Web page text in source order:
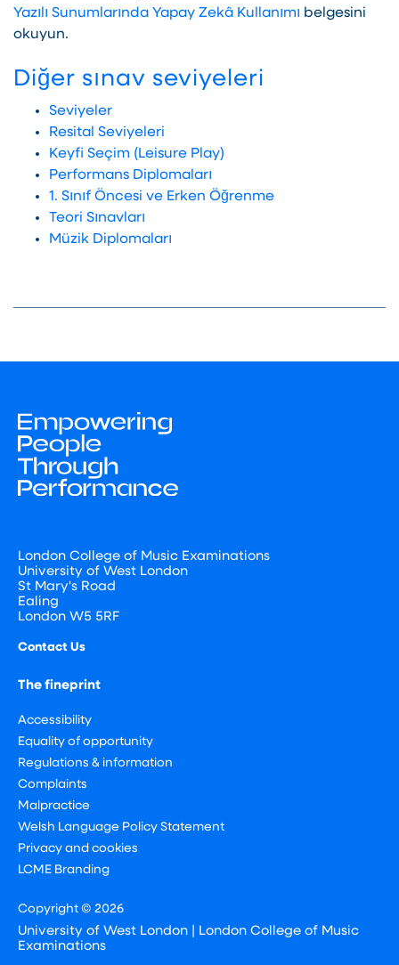
Yazılı Sunumlarında Yapay Zekâ Kullanımı belgesini
okuyun.
Diğer sınav seviyeleri
Seviyeler
Resital Seviyeleri
Keyfi Seçim (Leisure Play)
Performans Diplomaları
1. Sınıf Öncesi ve Erken Öğrenme
Teori Sınavları
Müzik Diplomaları
London College of Music Examinations
University of West London
St Mary's Road
Ealing
London W5 5RF
Contact Us
The fineprint
Accessibility
Equality of opportunity
Regulations & information
Complaints
Malpractice
Welsh Language Policy Statement
Privacy and cookies
LCME Branding
Copyright © 2026
University of West London | London College of Music
Examinations